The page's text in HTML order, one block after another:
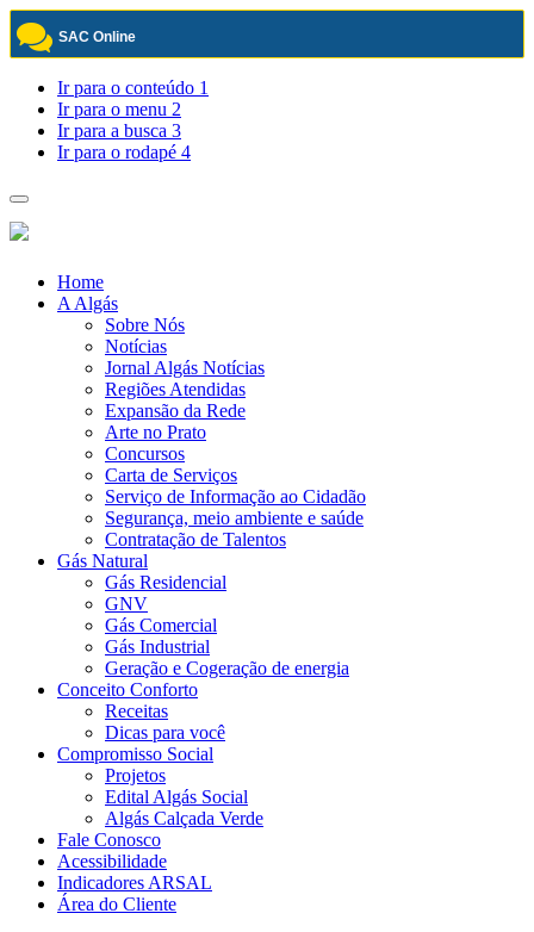
SAC Online
Pular
para
conteúdo
Ir para o conteúdo 1
Ir para o menu 2
Ir para a busca 3
Ir para o rodapé 4
Toggle
navigation
Home
A Algás
Sobre Nós
Notícias
Jornal Algás Notícias
Regiões Atendidas
Expansão da Rede
Arte no Prato
Concursos
Carta de Serviços
Serviço de Informação ao Cidadão
Segurança, meio ambiente e saúde
Contratação de Talentos
Gás Natural
Gás Residencial
GNV
Gás Comercial
Gás Industrial
Geração e Cogeração de energia
Conceito Conforto
Receitas
Dicas para você
Compromisso Social
Projetos
Edital Algás Social
Algás Calçada Verde
Fale Conosco
Acessibilidade
Indicadores ARSAL
Área do Cliente